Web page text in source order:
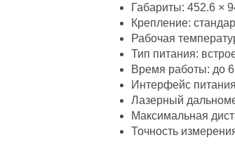
Габариты: 452.6 ×
Крепление:
Рабочая
Тип питания:
Время работы: до
Интерфейс
Лазерный
Максимальная
Точность